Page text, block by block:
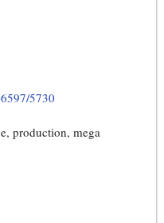
5730
production, mega